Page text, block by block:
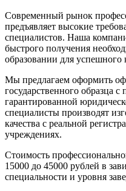
Современный рынок
предъявляет высокие
специалистов. Наша
быстрого получения
образовании для успешного
Мы предлагаем оформить
государственного образца
гарантированной
специалисты производят
качества с реальной
учреждениях.
Стоимость
15000 до 45000 рублей в
специальности и уровня